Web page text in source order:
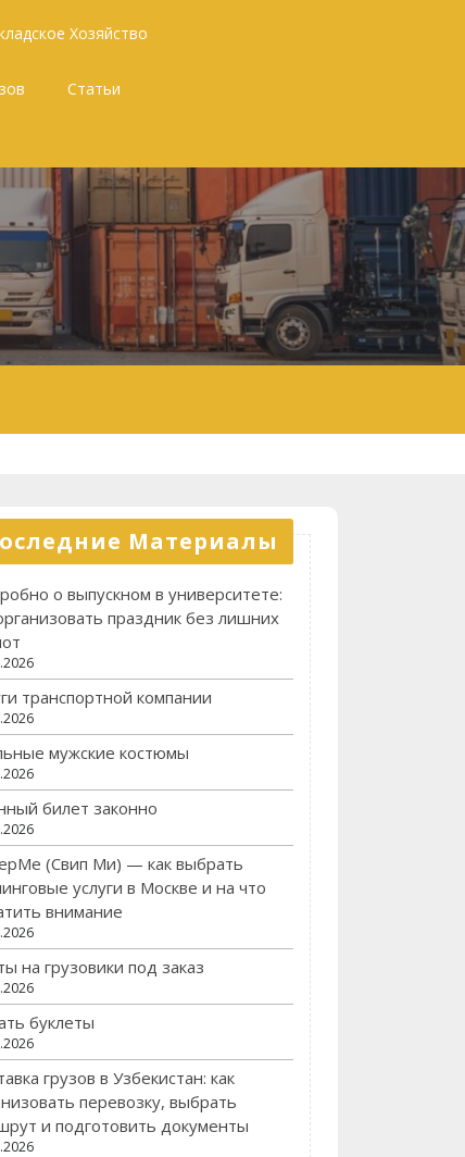
Хозяйство
Статьи
Материалы
о выпускном в университете:
праздник без лишних
транспортной компании
мужские костюмы
билет законно
(Свип Ми) — как выбрать
услуги в Москве и на что
внимание
на грузовики под заказ
буклеты
грузов в Узбекистан: как
перевозку, выбрать
и подготовить документы